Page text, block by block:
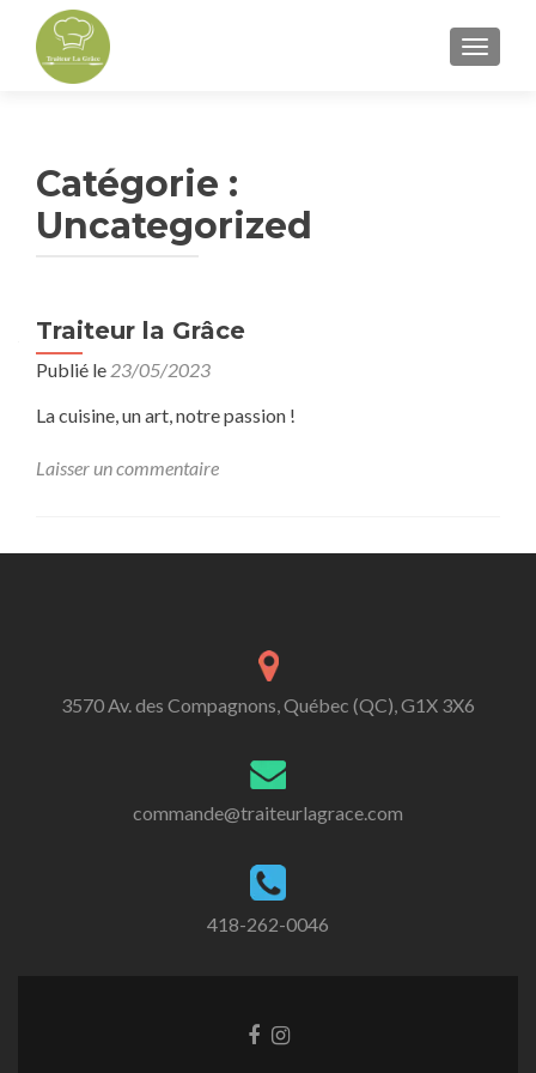
Catégorie :
Uncategorized
Traiteur la Grâce
Publié le 23/05/2023
La cuisine, un art, notre passion !
Laisser un commentaire
3570 Av. des Compagnons, Québec (QC), G1X 3X6
commande@traiteurlagrace.com
418-262-0046
LienLien